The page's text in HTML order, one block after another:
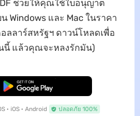
ช่วยให้คุณใช้ใบอนุญาต
Windows และ Mac ในราคา
อลลาร์สหรัฐฯ ดาวน์โหลดเพื่อ
นี้ แล้วคุณจะหลงรักมัน)
ดาวน์โหลดฟรี
• iOS • Android ปลอดภัย 100%